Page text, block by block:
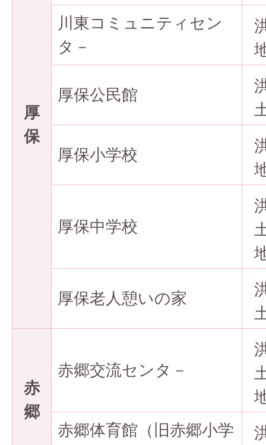
厚
保
川東コミュニティセン
タ－
厚保公民館
厚保小学校
厚保中学校
厚保老人憩いの家
赤
郷
赤郷交流センタ－
赤郷体育館（旧赤郷小学